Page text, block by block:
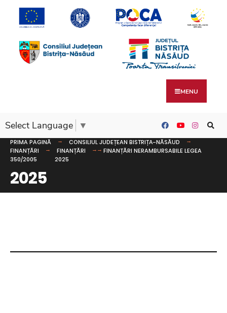
MENU
Select Language ▼
PRIMA PAGINĂ
CONSILIUL JUDEȚEAN BISTRIȚA-NĂSĂUD
FINANȚĂRI
FINANȚĂRI
FINANȚĂRI NERAMBURSABILE LEGEA
350/2005
2025
2025